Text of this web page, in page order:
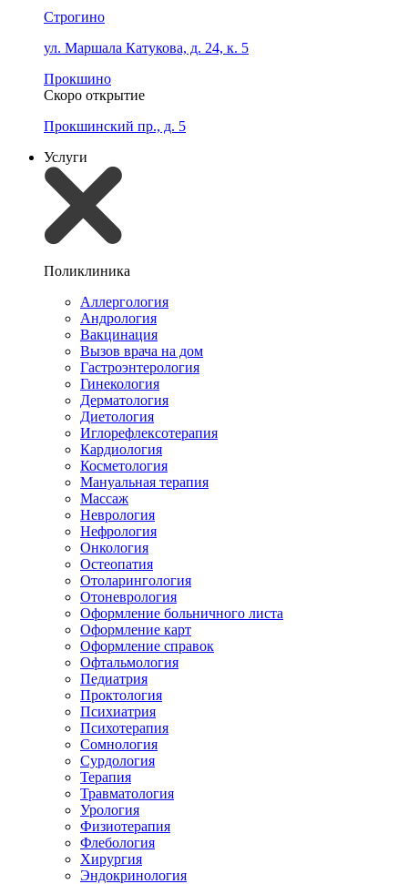
Строгино
ул. Маршала Катукова, д. 24, к. 5
Прокшино
Скоро открытие
Прокшинский пр., д. 5
Услуги
Поликлиника
Аллергология
Андрология
Вакцинация
Вызов врача на дом
Гастроэнтерология
Гинекология
Дерматология
Диетология
Иглорефлексотерапия
Кардиология
Косметология
Мануальная терапия
Массаж
Неврология
Нефрология
Онкология
Остеопатия
Отоларингология
Отоневрология
Оформление больничного листа
Оформление карт
Оформление справок
Офтальмология
Педиатрия
Проктология
Психиатрия
Психотерапия
Сомнология
Сурдология
Терапия
Травматология
Урология
Физиотерапия
Флебология
Хирургия
Эндокринология